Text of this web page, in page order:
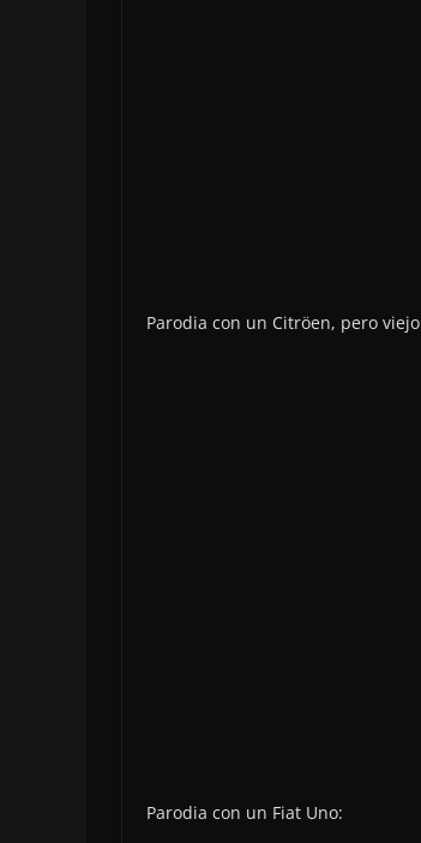
Parodia con un Citröen, pero viejo
Parodia con un Fiat Uno: